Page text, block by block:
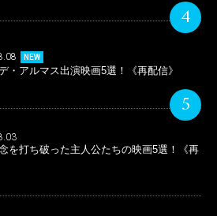
4
NEW
・アルマス出演映画5選！《再配信》
5
を打ち破った主人公たちの映画5選！《再